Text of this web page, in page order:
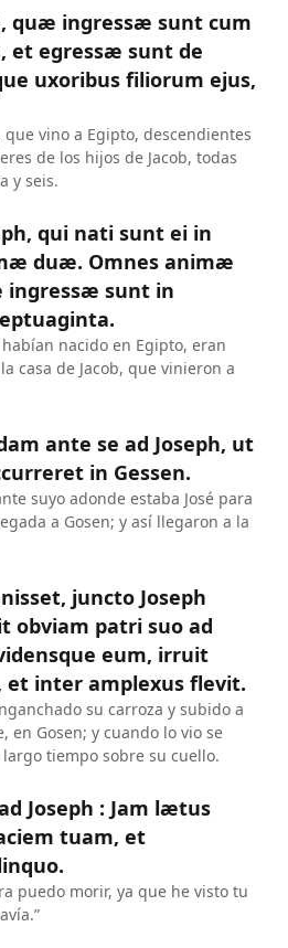
quæ ingressæ sunt cum
et egressæ sunt de
uxoribus filiorum ejus,
que vino a Egipto, descendientes
de los hijos de Jacob, todas
y seis.
qui nati sunt ei in
duæ. Omnes animæ
ingressæ sunt in
nacido en Egipto, eran
casa de Jacob, que vinieron a
ante se ad Joseph, ut
in Gessen.
suyo adonde estaba José para
a Gosen; y así llegaron a la
juncto Joseph
obviam patri suo ad
eum, irruit
et inter amplexus flevit.
su carroza y subido a
en Gosen; y cuando lo vio se
tiempo sobre su cuello.
Joseph : Jam lætus
tuam, et
puedo morir, ya que he visto tu